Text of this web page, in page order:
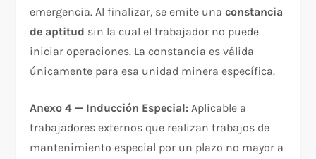
emergencia. Al finalizar, se emite unaconstancia
de aptitud sin la cual el trabajador no puede
iniciar operaciones. La constancia es válida
únicamente para esa unidad minera específica.
Anexo 4 — Inducción Especial: Aplicable a
trabajadores externos que realizan trabajos de
mantenimiento especial por un plazo no mayor a